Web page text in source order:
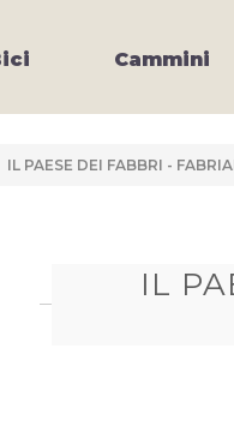
Cammini
IL PAESE DEI FABBRI -
IL